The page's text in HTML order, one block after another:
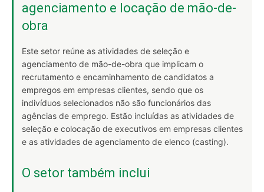
agenciamento e locação de mão-de-
obra
Este setor reúne as atividades de seleção e
agenciamento de mão-de-obra que implicam o
recrutamento e encaminhamento de candidatos a
empregos em empresas clientes, sendo que os
indivíduos selecionados não são funcionários das
agências de emprego. Estão incluídas as atividades de
seleção e colocação de executivos em empresas clientes
e as atividades de agenciamento de elenco (casting).
O setor também inclui